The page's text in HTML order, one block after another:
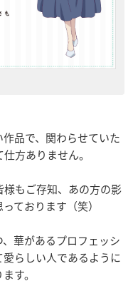
品で、関わらせていた
方ありません。
もご存知、あの方の影
ております（笑）
華があるプロフェッシ
らしい人であるように
す。